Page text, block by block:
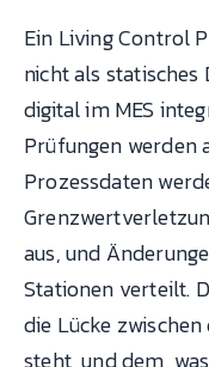
Ein Living Control
nicht als
digital im MES
Prüfungen werden
Prozessdaten
aus, und
Stationen verteilt.
die Lücke
steht, und dem,